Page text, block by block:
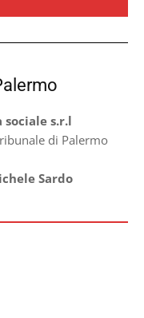
s.r.l
di Palermo
Sardo